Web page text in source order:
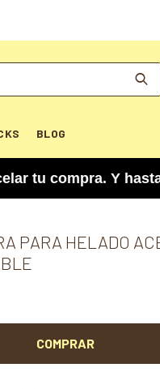
BLOG
Y hasta
PARA HELADO
COMPRAR